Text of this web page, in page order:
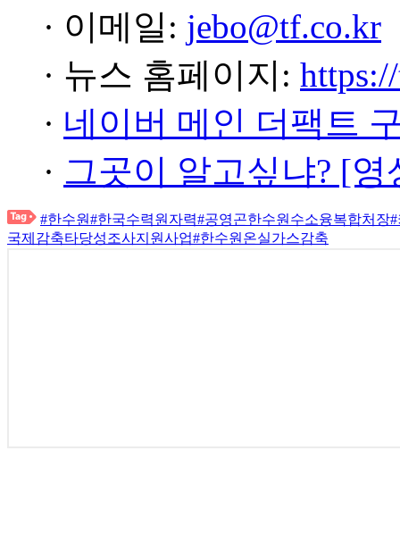
· 이메일: jebo@tf.co.kr
· 뉴스 홈페이지:
· 네이버 메인 더팩트
· 그곳이 알고싶냐? [
#한수원#한국수력원자력#공영곤한수원수소융복합처장
국제감축타당성조사지원사업#한수원온실가스감축